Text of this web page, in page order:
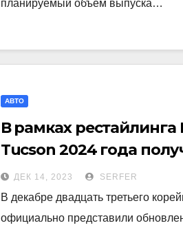
планируемый объем выпуска…
АВТО
В рамках рестайлинга
Tucson 2024 года
серьезно измененный
ДЕК 14, 2023 SERFER
В декабре двадцать третьего
официально представили